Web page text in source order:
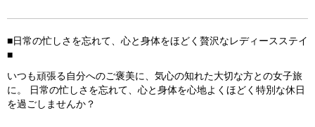
■日常の忙しさを忘れて、心と身体をほどく贅沢なレディースステイ
■
いつも頑張る自分へのご褒美に、気心の知れた大切な方との女子旅
に。 日常の忙しさを忘れて、心と身体を心地よくほどく特別な休日
を過ごしませんか？